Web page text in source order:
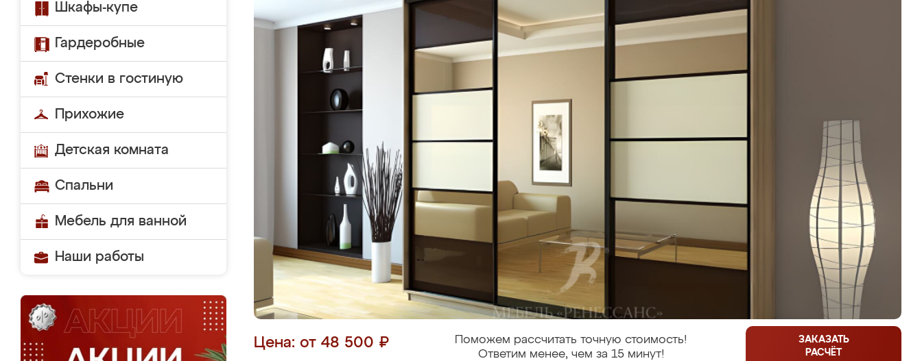
Шкафы-купе
Гардеробные
Стенки в гостиную
Прихожие
Детская комната
Спальни
Мебель для ванной
Наши работы
Цена: от 48 500 ₽
Поможем рассчитать точную стоимость!
Ответим менее, чем за 15 минут!
ЗАКАЗАТЬ
РАСЧЁТ